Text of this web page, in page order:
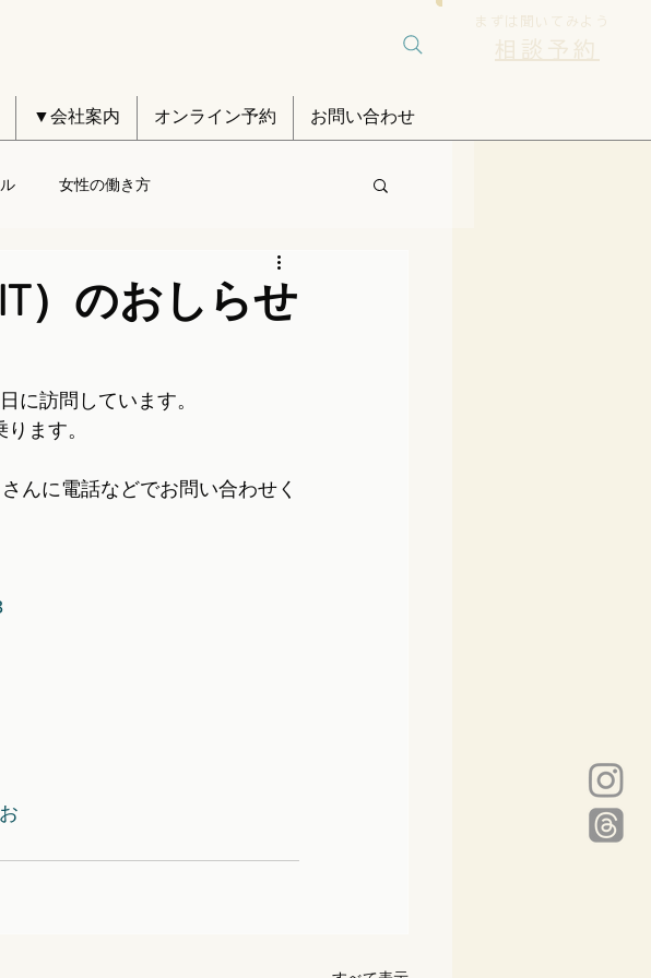
▼会社案内 オンライン予約 お問い合わせ
まずは聞いてみよう
相談予約
女性の働き方
）のおしらせ
に訪問しています。
ます。
んに電話などでお問い合わせく